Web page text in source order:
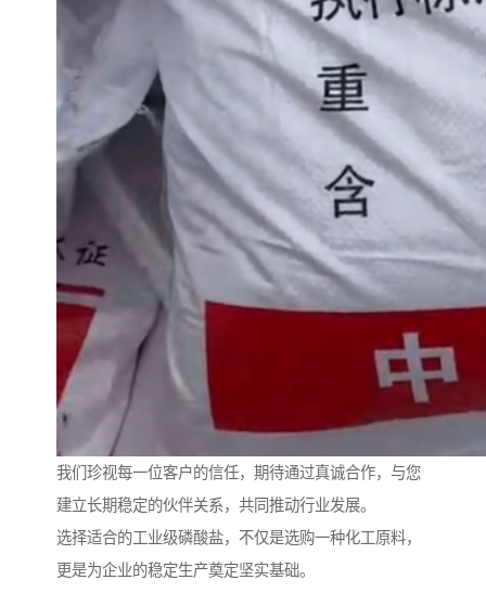
我们珍视每一位客户的信任，期待通过真诚合作，与您
建立长期稳定的伙伴关系，共同推动行业发展。
选择适合的工业级磷酸盐，不仅是选购一种化工原料，
更是为企业的稳定生产奠定坚实基础。